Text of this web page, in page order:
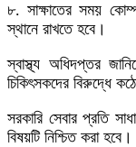
৮. সাক্ষাতের সময়
স্থানে রাখতে হবে।
স্বাস্থ্য অধিদপ্তর
চিকিৎসকদের বিরুদ্ধে
সরকারি সেবার প্রতি
বিষয়টি নিশ্চিত করা হবে।